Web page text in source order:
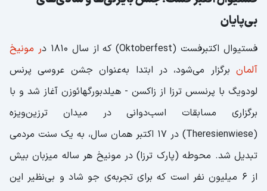
بی‌پایان
فستیوال اکتبرفست (Oktoberfest) که از سال ۱۸۱۰ د
ر مونیخ
آلمان برگزار می‌شود، در ابتدا به‌عنوان جشن عروسی پرنس
لودویگ با پرنسس ترزا از زاکسن - هیلدبورگهائوزن آغاز شد و با
برگزاری مسابقات اسب‌دوانی در میدان ترزین‌ویزه
(Theresienwiese) در ۱۷ اکتبر همان سال، به یک سنت مردمی
تبدیل شد. محوطه (پارک ترزا) در مونیخ هر ساله میزبان بیش
از 6 میلیون نفر است که برای تجربه‌ی جو شاد و بی‌نظیر این